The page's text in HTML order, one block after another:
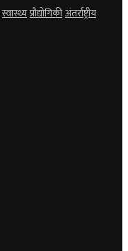
स्वास्थ्यप्रौद्योगिकीअंतर्राष्ट्रीय